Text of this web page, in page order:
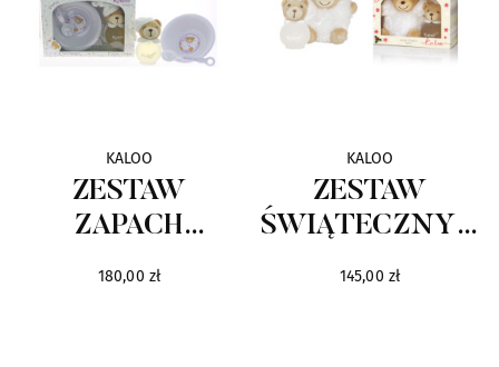
KALOO
ZESTAW
ZAPACH
DRAGEE I
180,00 zł
KALOO
ZESTAW
ŚWIĄTECZNY -
ZAPACH
145,00 zł